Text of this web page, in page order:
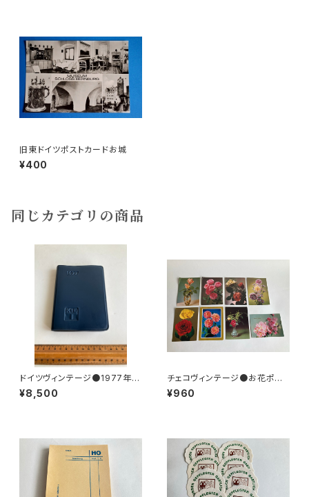
旧東ドイツポストカードお城
¥400
同じカテゴリの商品
ドイツヴィンテージ●1977年ポ
ケットカレンダーKDT手帳未使
用DDR
¥8,500
チェコヴィンテージ●お花ポスト
カード8枚組
¥960